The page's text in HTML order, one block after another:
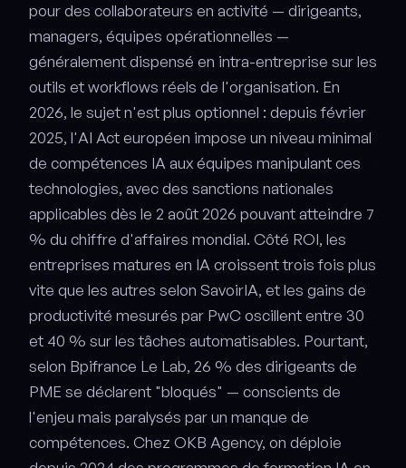
pour des collaborateurs en activité — dirigeants,
managers, équipes opérationnelles —
généralement dispensé en intra-entreprise sur les
outils et workflows réels de l'organisation. En
2026, le sujet n'est plus optionnel : depuis février
2025, l'AI Act européen impose un niveau minimal
de compétences IA aux équipes manipulant ces
technologies, avec des sanctions nationales
applicables dès le 2 août 2026 pouvant atteindre 7
% du chiffre d'affaires mondial. Côté ROI, les
entreprises matures en IA croissent trois fois plus
vite que les autres selon SavoirIA, et les gains de
productivité mesurés par PwC oscillent entre 30
et 40 % sur les tâches automatisables. Pourtant,
selon Bpifrance Le Lab, 26 % des dirigeants de
PME se déclarent "bloqués" — conscients de
l'enjeu mais paralysés par un manque de
compétences. Chez OKB Agency, on déploie